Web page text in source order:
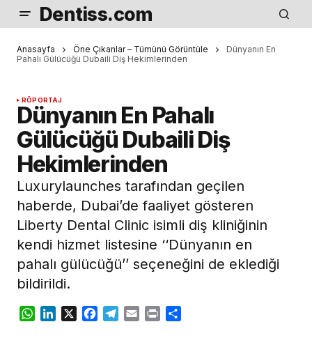
Dentiss.com
Anasayfa Öne Çıkanlar – Tümünü Görüntüle
Dünyanın En
Pahalı Gülücüğü Dubaili Diş Hekimlerinden
RÖPORTAJ
Dünyanın En Pahalı
Gülücüğü Dubaili Diş
Hekimlerinden
Luxurylaunches tarafından geçilen
haberde, Dubai’de faaliyet gösteren
Liberty Dental Clinic isimli diş kliniğinin
kendi hizmet listesine ‘‘Dünyanın en
pahalı gülücüğü’’ seçeneğini de eklediği
bildirildi.
WhatsApp
LinkedIn
X Facebook
Telegram
Email Print